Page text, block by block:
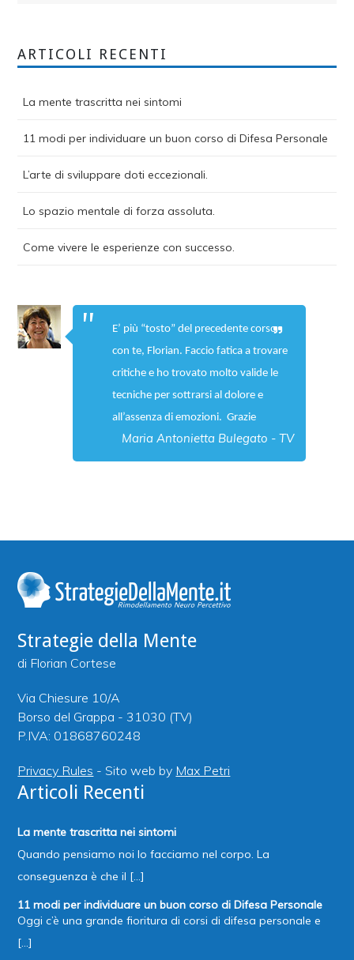
ARTICOLI RECENTI
La mente trascritta nei sintomi
11 modi per individuare un buon corso di Difesa Personale
L’arte di sviluppare doti eccezionali.
Lo spazio mentale di forza assoluta.
Come vivere le esperienze con successo.
E’ più “tosto” del precedente corso
con te, Florian. Faccio fatica a trovare
critiche e ho trovato molto valide le
tecniche per sottrarsi al dolore e
all’assenza di emozioni. Grazie
Maria Antonietta Bulegato - TV
Strategie della Mente
di Florian Cortese
Via Chiesure 10/A
Borso del Grappa - 31030 (TV)
P.IVA: 01868760248
Privacy Rules - Sito web by Max Petri
Articoli Recenti
La mente trascritta nei sintomi
Quando pensiamo noi lo facciamo nel corpo. La
conseguenza è che il [...]
11 modi per individuare un buon corso di Difesa Personale
Oggi c’è una grande fioritura di corsi di difesa personale e
[...]